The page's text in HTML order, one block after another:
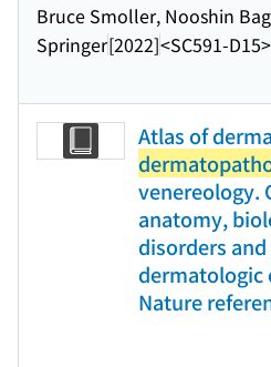
Bruce Smoller, Nooshin
Springer[2022]<SC591-D15>
Atlas of
venereology.
anatomy,
disorders
dermatologic
Nature